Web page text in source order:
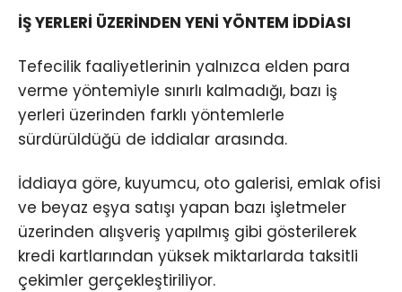
İŞ YERLERİ ÜZERİNDEN YENİ YÖNTEM İDDİASI
Tefecilik faaliyetlerinin yalnızca elden para
verme yöntemiyle sınırlı kalmadığı, bazı iş
yerleri üzerinden farklı yöntemlerle
sürdürüldüğü de iddialar arasında.
İddiaya göre, kuyumcu, oto galerisi, emlak ofisi
ve beyaz eşya satışı yapan bazı işletmeler
üzerinden alışveriş yapılmış gibi gösterilerek
kredi kartlarından yüksek miktarlarda taksitli
çekimler gerçekleştiriliyor.